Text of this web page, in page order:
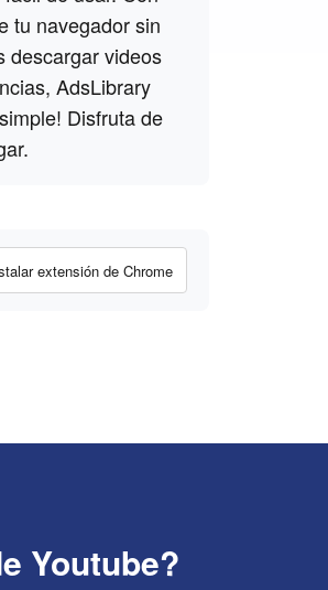
tu navegador sin
descargar videos
AdsLibrary
Disfruta de
extensión de Chrome
Youtube?